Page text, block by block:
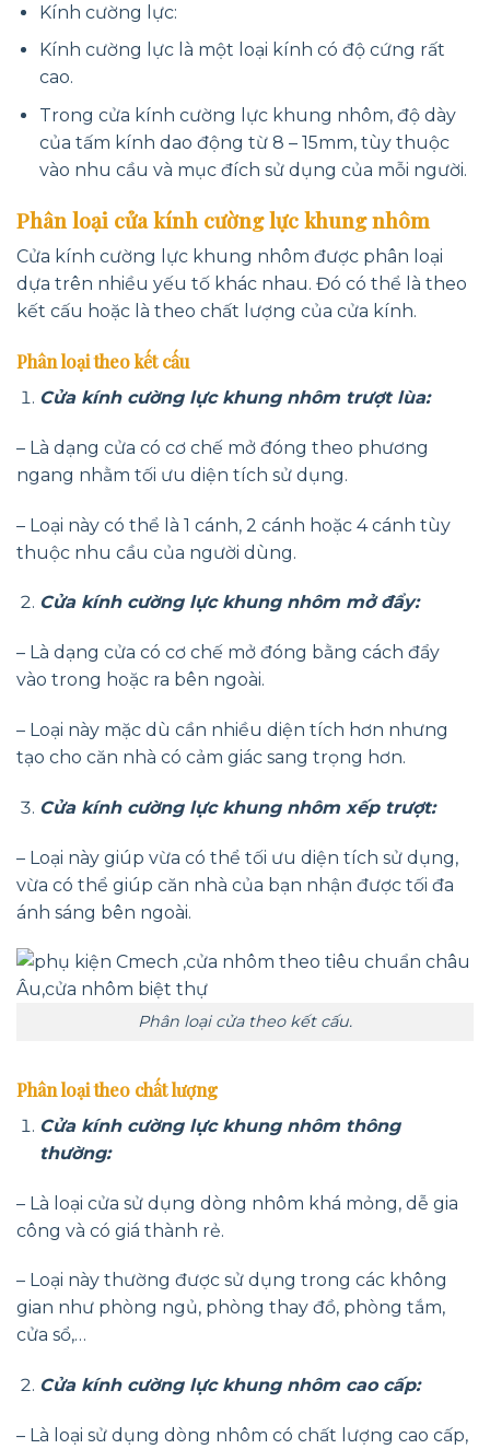
Kính cường lực:
Kính cường lực là một loại kính có độ cứng rất
cao.
Trong cửa kính cường lực khung nhôm, độ dày
của tấm kính dao động từ 8 – 15mm, tùy thuộc
vào nhu cầu và mục đích sử dụng của mỗi người.
Phân loại cửa kính cường lực khung nhôm
Cửa kính cường lực khung nhôm được phân loại
dựa trên nhiều yếu tố khác nhau. Đó có thể là theo
kết cấu hoặc là theo chất lượng của cửa kính.
Phân loại theo kết cấu
Cửa kính cường lực khung nhôm trượt lùa:
– Là dạng cửa có cơ chế mở đóng theo phương
ngang nhằm tối ưu diện tích sử dụng.
– Loại này có thể là 1 cánh, 2 cánh hoặc 4 cánh tùy
thuộc nhu cầu của người dùng.
Cửa kính cường lực khung nhôm mở đẩy:
– Là dạng cửa có cơ chế mở đóng bằng cách đẩy
vào trong hoặc ra bên ngoài.
– Loại này mặc dù cần nhiều diện tích hơn nhưng
tạo cho căn nhà có cảm giác sang trọng hơn.
Cửa kính cường lực khung nhôm xếp trượt:
– Loại này giúp vừa có thể tối ưu diện tích sử dụng,
vừa có thể giúp căn nhà của bạn nhận được tối đa
ánh sáng bên ngoài.
Phân loại cửa theo kết cấu.
Phân loại theo chất lượng
Cửa kính cường lực khung nhôm thông
thường:
– Là loại cửa sử dụng dòng nhôm khá mỏng, dễ gia
công và có giá thành rẻ.
– Loại này thường được sử dụng trong các không
gian như phòng ngủ, phòng thay đồ, phòng tắm,
cửa sổ,…
Cửa kính cường lực khung nhôm cao cấp:
– Là loại sử dụng dòng nhôm có chất lượng cao cấp,